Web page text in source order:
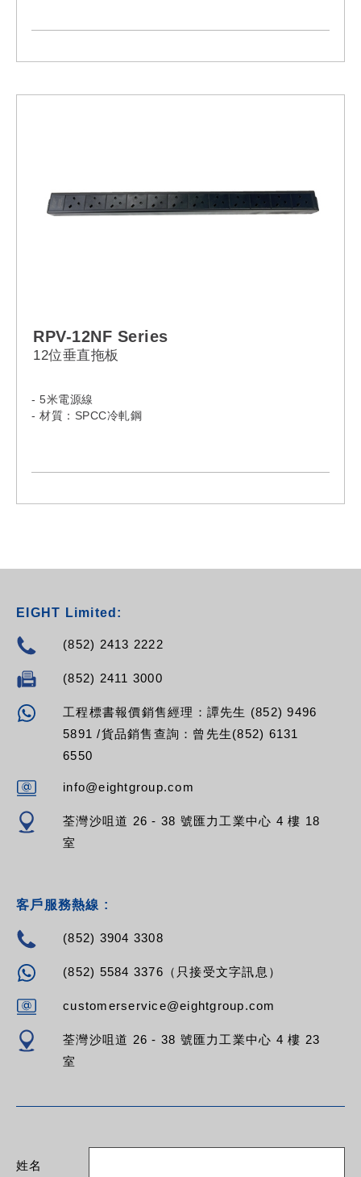
RPV-08NF-13R-C14
RPV-08NF-13R-C20
RPV-08NF-C13-32A
RPV-08NF-C19-13A
RPV-08NF-C19-C14
RPV-08NF-C19-16A
RPV-08NF-C19-32A
RPV-12NF Series
12位垂直拖板
- 5米電源線
- 材質：SPCC冷軋鋼
RPV-12NF-13L-32A
RPV-12NF-13R-C14
RPV-12NF-13R-C20
RPV-12NF-13R-16A
RPV-12NF-13R-32A
RPV-12NF-C13-13A
RPV-12NF-C13-C14
RPV-12NF-C13-C20
RPV-12NF-C13-16A
RPV-12NF-C19-13A
RPV-12NF-C19-C20
RPV-12NF-C19-16A
RPV-12NF-C19-32A
EIGHT Limited:
(852) 2413 2222
(852) 2411 3000
工程標書報價銷售經理：譚先生 (852) 9496
5891 /貨品銷售查詢：曾先生(852) 6131
6550
info@eightgroup.com
荃灣沙咀道 26 - 38 號匯力工業中心 4 樓 18
室
客戶服務熱線 :
(852) 3904 3308
(852) 5584 3376（只接受文字訊息）
customerservice@eightgroup.com
荃灣沙咀道 26 - 38 號匯力工業中心 4 樓 23
室
姓名